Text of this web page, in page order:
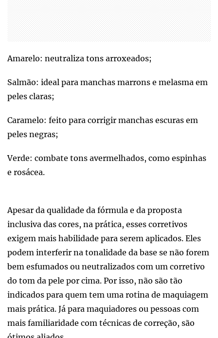
Amarelo: neutraliza tons arroxeados;
Salmão: ideal para manchas marrons e melasma em
peles claras;
Caramelo: feito para corrigir manchas escuras em
peles negras;
Verde: combate tons avermelhados, como espinhas
e rosácea.
Apesar da qualidade da fórmula e da proposta
inclusiva das cores, na prática, esses corretivos
exigem mais habilidade para serem aplicados. Eles
podem interferir na tonalidade da base se não forem
bem esfumados ou neutralizados com um corretivo
do tom da pele por cima. Por isso, não são tão
indicados para quem tem uma rotina de maquiagem
mais prática. Já para maquiadores ou pessoas com
mais familiaridade com técnicas de correção, são